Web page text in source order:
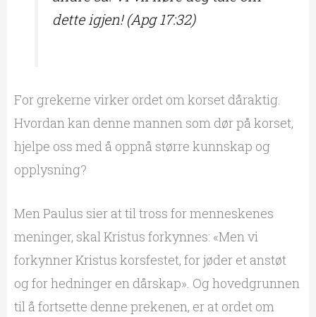
dette igjen! (Apg 17:32)
For grekerne virker ordet om korset dåraktig.
Hvordan kan denne mannen som dør på korset,
hjelpe oss med å oppnå større kunnskap og
opplysning?
Men Paulus sier at til tross for menneskenes
meninger, skal Kristus forkynnes: «Men vi
forkynner Kristus korsfestet, for jøder et anstøt
og for hedninger en dårskap». Og hovedgrunnen
til å fortsette denne prekenen, er at ordet om